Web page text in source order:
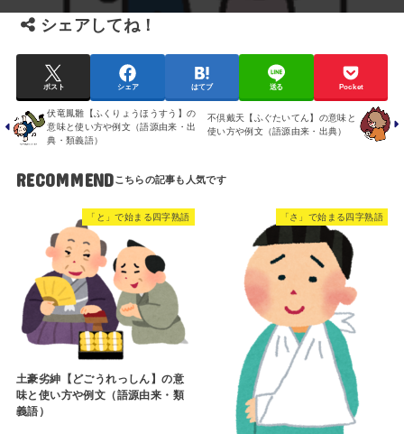
シェアしてね！
ポスト シェア はてブ 送る Pocket
伏竜鳳雛【ふくりょうほうすう】の
意味と使い方や例文（語源由来・出
典・類義語）
不倶戴天【ふぐたいてん】の意味と
使い方や例文（語源由来・出典）
RECOMMEND
「と」で始まる四字熟語
土豪劣紳【どごうれっしん】の意
味と使い方や例文（語源由来・類
義語）
「さ」で始まる四字熟語